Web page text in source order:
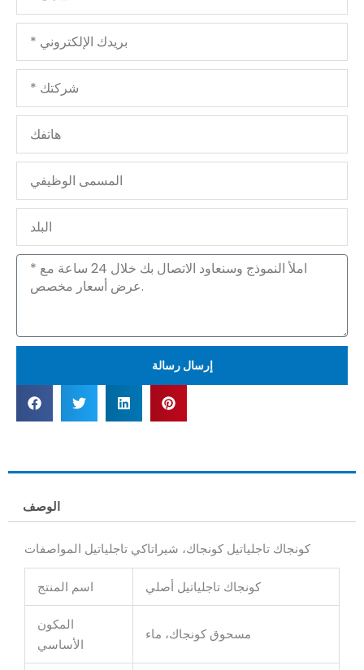
بريدك
الإلكتروني
شركتك
هاتفك
المسمى
الوظيفي
الرسالة
إرسال رسالة
الوصف
كونجاك تاجلياتيل كونجاك، شيراتاكي تاجلياتيل المواصفات
اسم المنتج كونجاك تاجلياتيل أصلي
المكون
الأساسي
مسحوق كونجاك، ماء